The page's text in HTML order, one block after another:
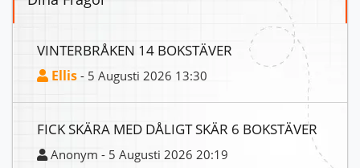
VINTERBRÅKEN 14 BOKSTÄVER
Ellis - 5 Augusti 2026 13:30
FICK SKÄRA MED DÅLIGT SKÄR 6 BOKSTÄVER
Anonym - 5 Augusti 2026 20:19